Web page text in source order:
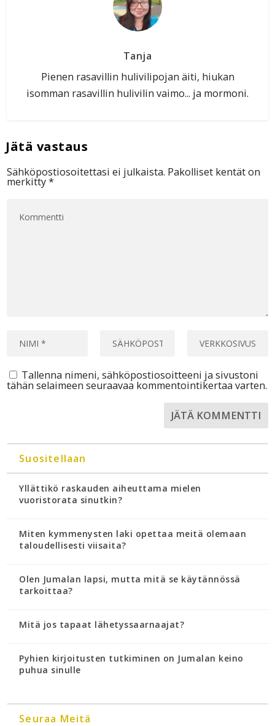
Tanja
Pienen rasavillin hulivilipojan äiti, hiukan
isomman rasavillin hulivilin vaimo... ja mormoni.
Sähköpostiosoitettasi ei julkaista. Pakolliset kentät on
merkitty*
Tallenna nimeni, sähköpostiosoitteeni ja sivustoni
tähän selaimeen seuraavaa kommentointikertaa varten.
Suositellaan
Yllättikö raskauden aiheuttama mielen
vuoristorata sinutkin?
Miten kymmenysten laki opettaa meitä olemaan
taloudellisesti viisaita?
Olen Jumalan lapsi, mutta mitä se käytännössä
tarkoittaa?
Mitä jos tapaat lähetyssaarnaajat?
Pyhien kirjoitusten tutkiminen on Jumalan keino
puhua sinulle
Seuraa Meitä